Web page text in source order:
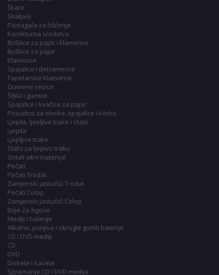
Škare
Skalpeli
Pomagala za čišćenje
Korekturna sredstva
Bušilice za papir i klamerice
Bušilice za papir
Klamerice
Spajalice i deklamerice
Tapetarske klamarice
Gumene vezice
Šiljila i gumice
Spajalice i kvačice za papir
Posudice za olovke, spajalice i kocke
Ljepila, ljepljive trake i stalci
Ljepila
Ljepljive trake
Stalci za ljepivu traku
Ostali sitni materijal
Pečati
Pečati Trodat
Zamjenski jastučići Trodat
Pečati Colop
Zamjenski jastučići Colop
Boje za žigove
Mediji i baterije
Alkalne, punjive i okrugle gumb baterije
CD i DVD mediji
CD
DVD
Diskete i kazete
Spremanje CD i DVD medija